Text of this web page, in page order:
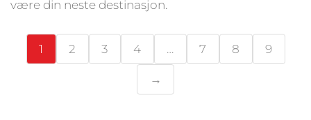
være din neste destinasjon.
1 2 3 4 … 7 8 9
→